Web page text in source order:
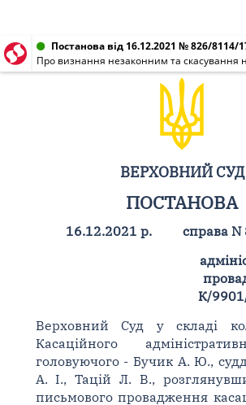
ВЕРХОВНИЙ СУД
ПОСТАНОВА
16.12.2021 р.
справа
К/
Верховний Суд у складі
Касаційного
головуючого - Бучик А. Ю.,
А. І., Тацій Л. В.,
письмового провадження